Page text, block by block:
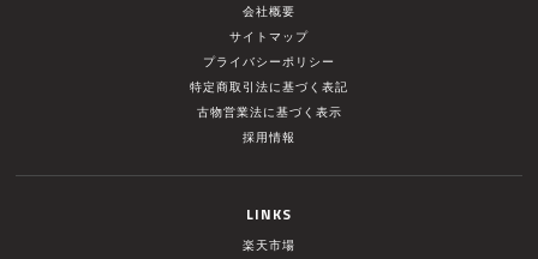
会社概要
サイトマップ
プライバシーポリシー
特定商取引法に基づく表記
古物営業法に基づく表示
採用情報
LINKS
楽天市場